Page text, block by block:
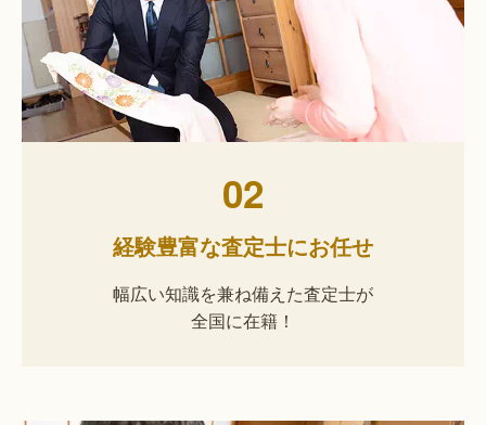
02
経験豊富な査定士にお任せ
幅広い知識を兼ね備えた査定士が
全国に在籍！